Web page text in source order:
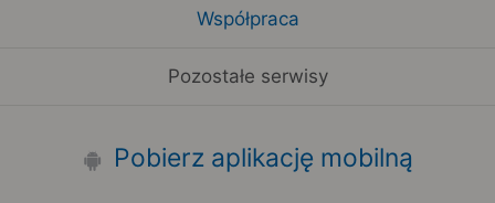
Współpraca
Pozostałe serwisy
Pobierz aplikację mobilną